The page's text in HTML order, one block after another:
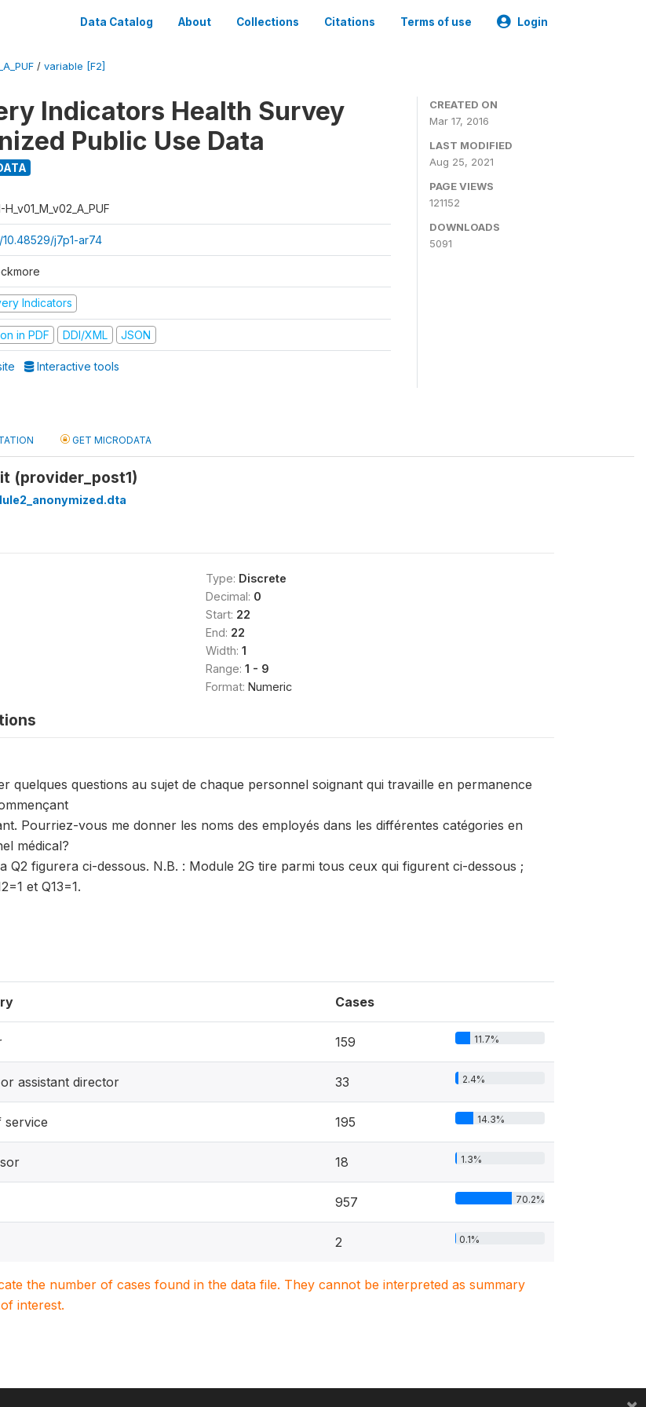
Data Catalog About Collections Citations Terms of use Login
/ variable [F2]
Indicators Health Survey
Public Use Data
H_v01_M_v02_A_PUF
j7p1-ar74
Indicators
in PDF DDI/XML JSON
Interactive tools
CREATED ON
Mar 17, 2016
LAST MODIFIED
Aug 25, 2021
PAGE VIEWS
121152
DOWNLOADS
5091
GET MICRODATA
(provider_post1)
Type: Discrete
Decimal: 0
Start: 22
End: 22
Width: 1
Range: 1 - 9
Format: Numeric
quelques questions au sujet de chaque personnel soignant qui travaille en permanence
Pourriez-vous me donner les noms des employés dans les différentes catégories en
médical?
Q2 figurera ci-dessous. N.B. : Module 2G tire parmi tous ceux qui figurent ci-dessous ;
et Q13=1.
Cases
159 11.7%
assistant director 33 2.4%
service 195 14.3%
18 1.3%
957 70.2%
2 0.1%
the number of cases found in the data file. They cannot be interpreted as summary
interest.